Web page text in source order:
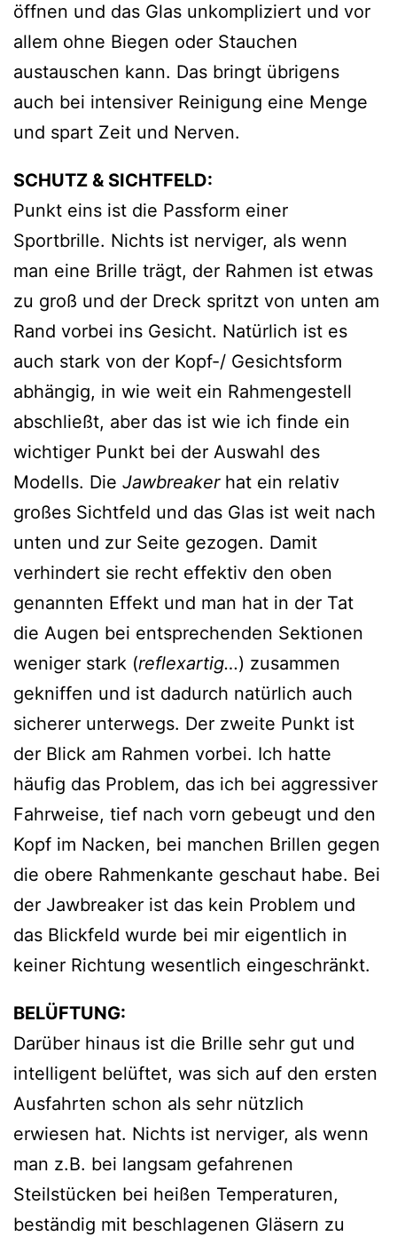
öffnen und das Glas unkompliziert und vor
allem ohne Biegen oder Stauchen
austauschen kann. Das bringt übrigens
auch bei intensiver Reinigung eine Menge
und spart Zeit und Nerven.
SCHUTZ & SICHTFELD:
Punkt eins ist die Passform einer
Sportbrille. Nichts ist nerviger, als wenn
man eine Brille trägt, der Rahmen ist etwas
zu groß und der Dreck spritzt von unten am
Rand vorbei ins Gesicht. Natürlich ist es
auch stark von der Kopf-/ Gesichtsform
abhängig, in wie weit ein Rahmengestell
abschließt, aber das ist wie ich finde ein
wichtiger Punkt bei der Auswahl des
Modells. Die Jawbreakerhat ein relativ
großes Sichtfeld und das Glas ist weit nach
unten und zur Seite gezogen. Damit
verhindert sie recht effektiv den oben
genannten Effekt und man hat in der Tat
die Augen bei entsprechenden Sektionen
weniger stark (reflexartig…) zusammen
gekniffen und ist dadurch natürlich auch
sicherer unterwegs. Der zweite Punkt ist
der Blick am Rahmen vorbei. Ich hatte
häufig das Problem, das ich bei aggressiver
Fahrweise, tief nach vorn gebeugt und den
Kopf im Nacken, bei manchen Brillen gegen
die obere Rahmenkante geschaut habe. Bei
der Jawbreaker ist das kein Problem und
das Blickfeld wurde bei mir eigentlich in
keiner Richtung wesentlich eingeschränkt.
BELÜFTUNG:
Darüber hinaus ist die Brille sehr gut und
intelligent belüftet, was sich auf den ersten
Ausfahrten schon als sehr nützlich
erwiesen hat. Nichts ist nerviger, als wenn
man z.B. bei langsam gefahrenen
Steilstücken bei heißen Temperaturen,
beständig mit beschlagenen Gläsern zu